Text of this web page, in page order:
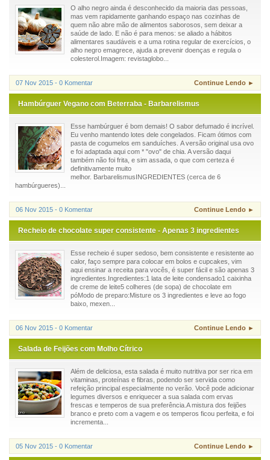
O alho negro ainda é desconhecido da maioria das pessoas,
mas vem rapidamente ganhando espaço nas cozinhas de
quem não abre mão de alimentos saborosos, sem deixar a
saúde de lado. E não é para menos: se aliado a hábitos
alimentares saudáveis e a uma rotina regular de exercícios, o
alho negro emagrece, ajuda a prevenir doenças e regula o
colesterol.Imagem: revistaglobo...
07 Nov 2015 - 0 Komentar Continue Lendo ►
Hambúrguer Vegano com Beterraba - Barbarelismus
Esse hambúrguer é bom demais! O sabor defumado é incrível.
Eu venho mantendo lotes dele congelados. Ficam ótimos com
pasta de cogumelos em sanduíches. A versão original usa ovo
e foi adaptada aqui com * "ovo" de chia. A versão daqui
também não foi frita, e sim assada, o que com certeza é
definitivamente muito
melhor. BarbarelismusINGREDIENTES (cerca de 6
hambúrgueres)...
06 Nov 2015 - 0 Komentar Continue Lendo ►
Recheio de chocolate super consistente - Apenas 3 ingredientes
Esse recheio é super sedoso, bem consistente e resistente ao
calor, faço sempre para colocar em bolos e cupcakes, vim
aqui ensinar a receita para vocês, é super fácil e são apenas 3
ingredientes.Ingredientes:1 lata de leite condensado1 caixinha
de creme de leite5 colheres (de sopa) de chocolate em
póModo de preparo:Misture os 3 ingredientes e leve ao fogo
baixo, mexen...
06 Nov 2015 - 0 Komentar Continue Lendo ►
Salada de Feijões com Molho Cítrico
Além de deliciosa, esta salada é muito nutritiva por ser rica em
vitaminas, proteínas e fibras, podendo ser servida como
refeição principal especialmente no verão. Você pode adicionar
legumes diversos e enriquecer a sua salada com ervas
frescas e temperos de sua preferência.A mistura dos feijões
branco e preto com a vagem e os temperos ficou perfeita, e foi
incrementa...
05 Nov 2015 - 0 Komentar Continue Lendo ►